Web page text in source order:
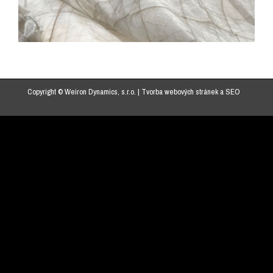
Copyright © Weiron Dynamics, s.r.o. | Tvorba webových stráneka SEO